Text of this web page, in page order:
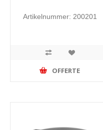
Artikelnummer: 200201
OFFERTE